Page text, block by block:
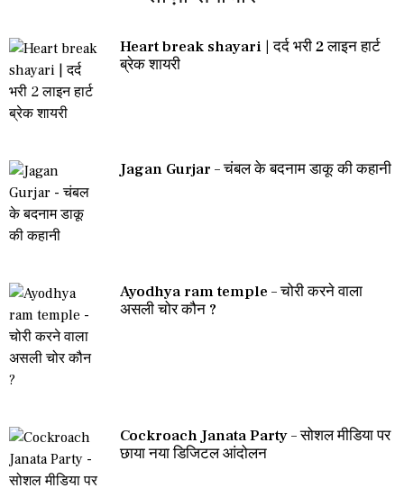
Heart break shayari | दर्द भरी 2 लाइन हार्ट
ब्रेक शायरी
Jagan Gurjar – चंबल के बदनाम डाकू की कहानी
Ayodhya ram temple – चोरी करने वाला
असली चोर कौन ?
Cockroach Janata Party – सोशल मीडिया पर
छाया नया डिजिटल आंदोलन